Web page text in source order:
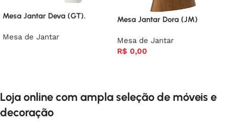
Mesa Jantar Deva (GT).
Mesa de Jantar
Mesa Jantar Dora (JM)
Mesa de Jantar
R$ 0,00
Loja online com ampla seleção de móveis e
decoração